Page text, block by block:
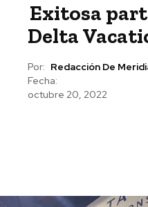
Exitosa
Delta
Por: Redacción De
Fecha:
octubre 20, 2022